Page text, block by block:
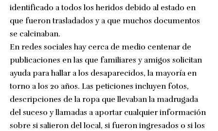
identificado a todos los heridos debido al estado en
que fueron trasladados y a que muchos documentos
se calcinaban.
En redes sociales hay cerca de medio centenar de
publicaciones en las que familiares y amigos solicitan
ayuda para hallar a los desaparecidos, la mayoría en
torno a los 20 años. Las peticiones incluyen fotos,
descripciones de la ropa que llevaban la madrugada
del suceso y llamadas a aportar cualquier información
sobre si salieron del local, si fueron ingresados o si los